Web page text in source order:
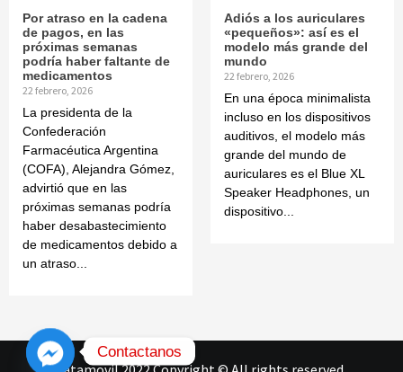
Por atraso en la cadena
de pagos, en las
próximas semanas
podría haber faltante de
medicamentos
22 febrero, 2026
La presidenta de la
Confederación
Farmacéutica Argentina
(COFA), Alejandra Gómez,
advirtió que en las
próximas semanas podría
haber desabastecimiento
de medicamentos debido a
un atraso...
Adiós a los auriculares
«pequeños»: así es el
modelo más grande del
mundo
22 febrero, 2026
En una época minimalista
incluso en los dispositivos
auditivos, el modelo más
grande del mundo de
auriculares es el Blue XL
Speaker Headphones, un
dispositivo...
Contactanos